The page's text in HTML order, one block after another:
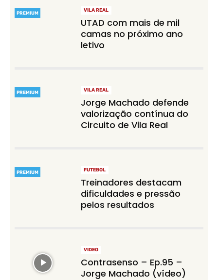
PREMIUM VILA REAL
UTAD com mais de mil
camas no próximo ano
letivo
PREMIUM VILA REAL
Jorge Machado defende
valorização contínua do
Circuito de Vila Real
PREMIUM FUTEBOL
Treinadores destacam
dificuldades e pressão
pelos resultados
VIDEO
Contrasenso – Ep.95 –
Jorge Machado (vídeo)